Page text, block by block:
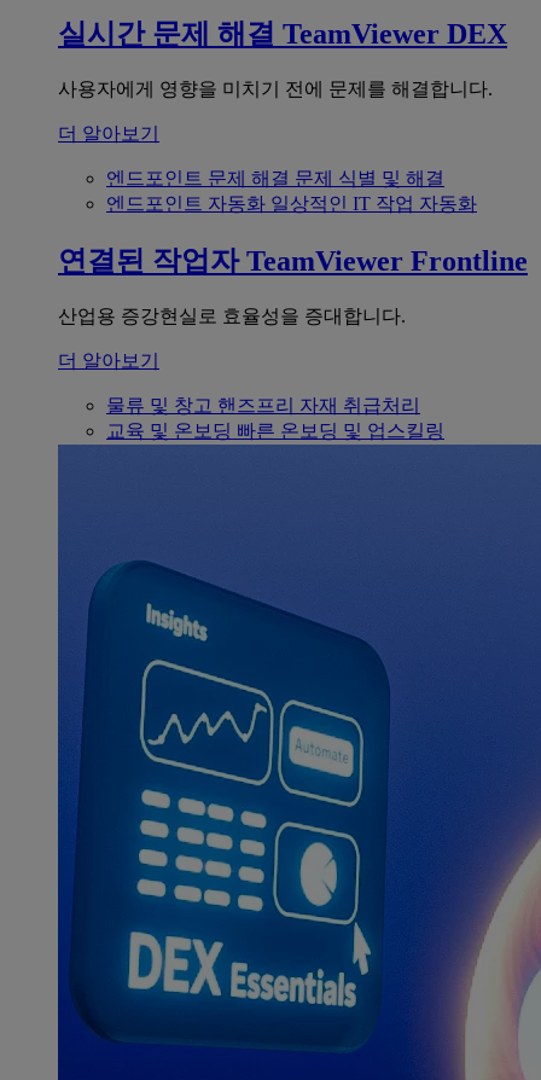
실시간 문제 해결 TeamViewer DEX
사용자에게 영향을 미치기 전에 문제를 해결합니다.
더 알아보기
엔드포인트 문제 해결 문제 식별 및 해결
엔드포인트 자동화 일상적인 IT 작업 자동화
연결된 작업자 TeamViewer Frontline
산업용 증강현실로 효율성을 증대합니다.
더 알아보기
물류 및 창고 핸즈프리 자재 취급처리
교육 및 온보딩 빠른 온보딩 및 업스킬링